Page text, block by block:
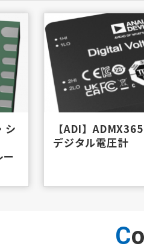
シ
【ADI】
デジタル電圧計